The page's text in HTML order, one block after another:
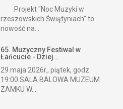
Projekt "Noc Muzyki w
rzeszowskich Świątyniach" to
nowość na...
65. Muzyczny Festiwal w
Łańcucie - Dziej…
29 maja 2026r., piątek, godz.
19:00 SALA BALOWA MUZEUM
ZAMKU W...